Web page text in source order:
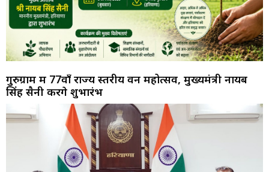
गुरुग्राम में 77वाँ राज्य स्तरीय वन महोत्सव, मुख्यमंत्री नायब
सिंह सैनी करेंगे शुभारंभ